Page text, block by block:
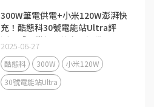
300W筆電供電+小米120W澎湃快
充！酷態科30號電能站Ultra評
測：「畢業級」的充電設備
2025-06-27
酷態科 300W
小米120W
30號電能站Ultra